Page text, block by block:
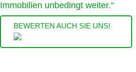
Immobilien unbedingt weiter."
BEWERTEN AUCH SIE UNS!